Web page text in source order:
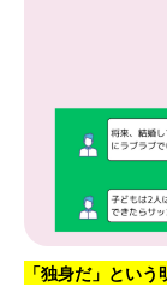
「独身だ」とい